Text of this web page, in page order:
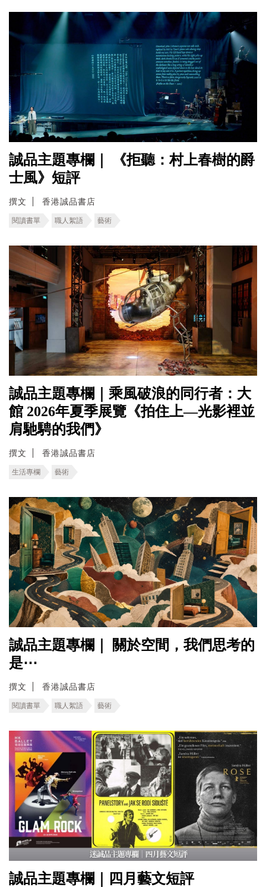
誠品主題專欄｜ 《拒聽：村上春樹的爵
士風》短評
撰文 香港誠品書店
閱讀書單 職人絮語 藝術
誠品主題專欄｜乘風破浪的同行者：大
館 2026年夏季展覽《拍住上—光影裡並
肩馳騁的我們》
撰文 香港誠品書店
生活專欄 藝術
誠品主題專欄｜ ​關於空間，我們思考的
是⋯
撰文 香港誠品書店
閱讀書單 職人絮語 藝術
誠品主題專欄｜四月藝文短評